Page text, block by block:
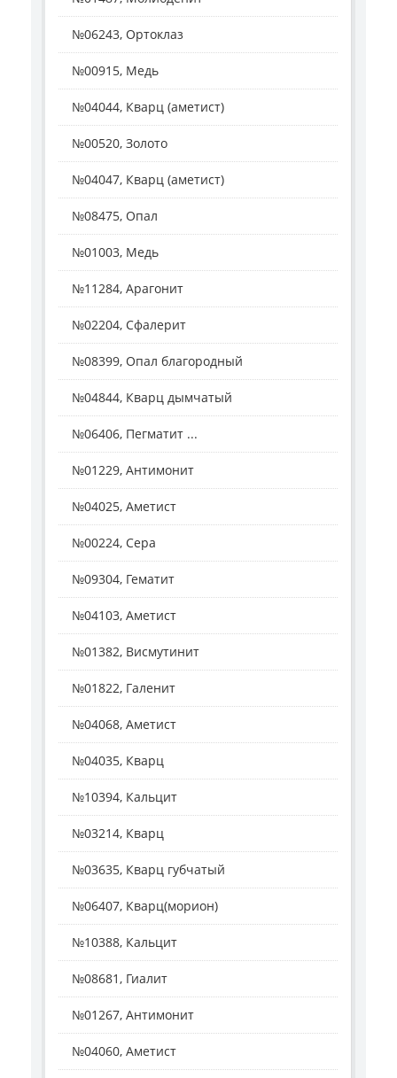
№06243, Ортоклаз
№00915, Медь
№04044, Кварц (аметист)
№00520, Золото
№04047, Кварц (аметист)
№08475, Опал
№01003, Медь
№11284, Арагонит
№02204, Сфалерит
№08399, Опал благородный
№04844, Кварц дымчатый
№06406, Пегматит ...
№01229, Антимонит
№04025, Аметист
№00224, Сера
№09304, Гематит
№04103, Аметист
№01382, Висмутинит
№01822, Галенит
№04068, Аметист
№04035, Кварц
№10394, Кальцит
№03214, Кварц
№03635, Кварц губчатый
№06407, Кварц(морион)
№10388, Кальцит
№08681, Гиалит
№01267, Антимонит
№04060, Аметист